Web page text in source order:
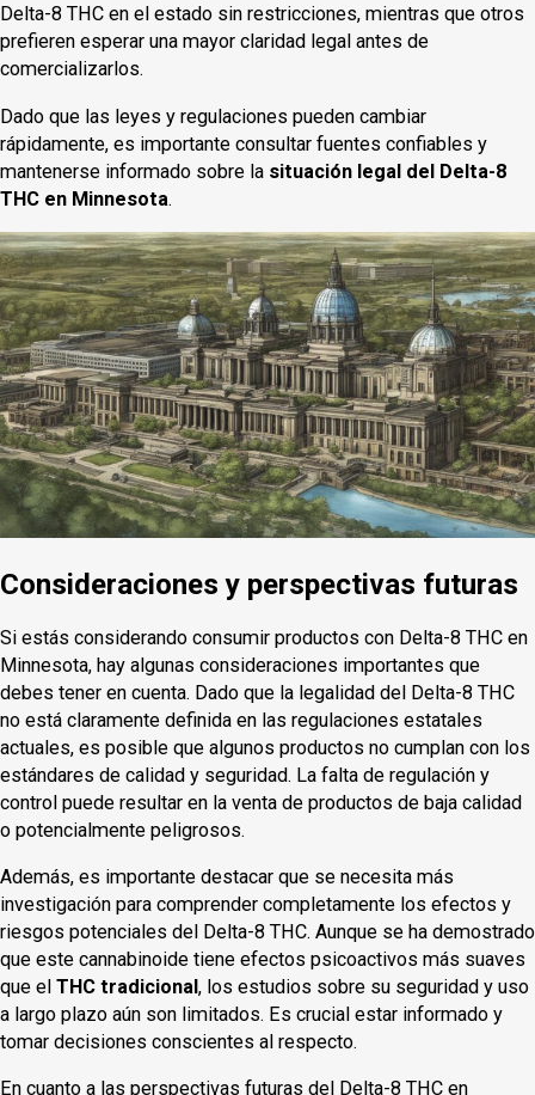
Delta-8 THC en el estado sin restricciones, mientras que otros
prefieren esperar una mayor claridad legal antes de
comercializarlos.
Dado que las leyes y regulaciones pueden cambiar
rápidamente, es importante consultar fuentes confiables y
mantenerse informado sobre la situación legal del Delta-8
THC en Minnesota.
Consideraciones y perspectivas futuras
Si estás considerando consumir productos con Delta-8 THC en
Minnesota, hay algunas consideraciones importantes que
debes tener en cuenta. Dado que la legalidad del Delta-8 THC
no está claramente definida en las regulaciones estatales
actuales, es posible que algunos productos no cumplan con los
estándares de calidad y seguridad. La falta de regulación y
control puede resultar en la venta de productos de baja calidad
o potencialmente peligrosos.
Además, es importante destacar que se necesita más
investigación para comprender completamente los efectos y
riesgos potenciales del Delta-8 THC. Aunque se ha demostrado
que este cannabinoide tiene efectos psicoactivos más suaves
que el THC tradicional , los estudios sobre su seguridad y uso
a largo plazo aún son limitados. Es crucial estar informado y
tomar decisiones conscientes al respecto.
En cuanto a las perspectivas futuras del Delta-8 THC en